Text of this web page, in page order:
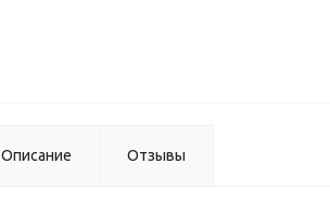
Описание Отзывы